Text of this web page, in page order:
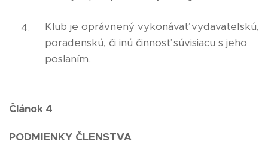
Klub je oprávnený vykonávať vydavateľskú,
poradenskú, či inú činnosť súvisiacu s jeho
poslaním.
Článok 4
PODMIENKY ČLENSTVA